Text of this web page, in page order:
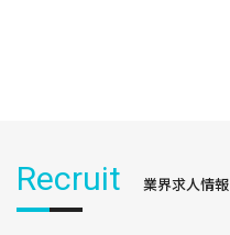
Recruit 業界求人情報